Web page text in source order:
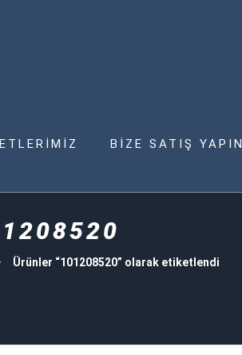
BİZE SATIŞ YAPIN
Ürünler “101208520” olarak etiketlendi